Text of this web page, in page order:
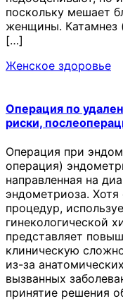
поскольку мешает
женщины. Катамнез
[…]
Женское здоровье
Операция по
риски,
Операция при
операция)
направленная на
эндометриоза.
процедур,
гинекологической
представляет
клиническую
из-за
вызванных
принятие решения